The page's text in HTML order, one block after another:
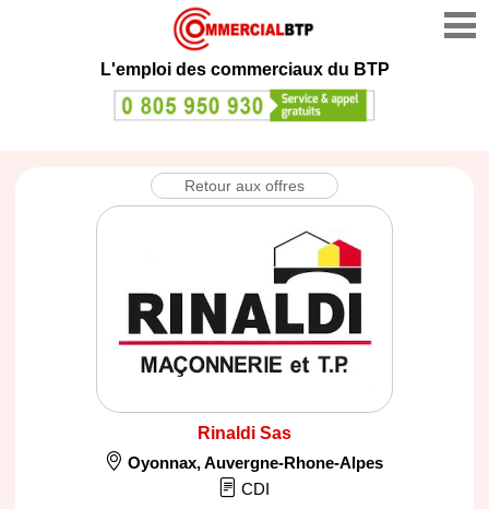
L'emploi des commerciaux du BTP
Retour aux offres
Rinaldi Sas
Oyonnax,Auvergne-Rhone-Alpes
CDI